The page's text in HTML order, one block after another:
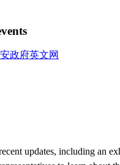
政府英文网
updates, including an